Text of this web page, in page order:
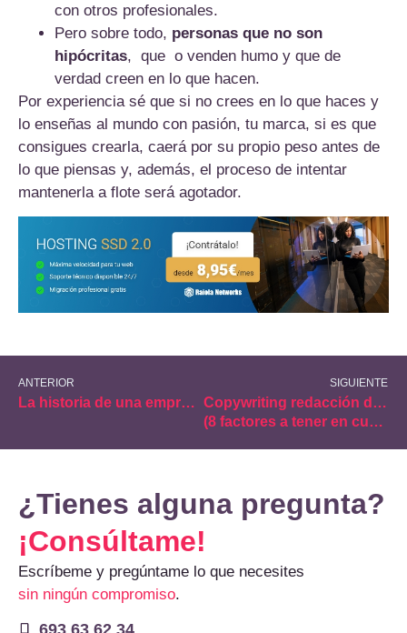
con otros profesionales.
Pero sobre todo, personas que no son
hipócritas, que o venden humo y que de
verdad creen en lo que hacen.
Por experiencia sé que si no crees en lo que haces y
lo enseñas al mundo con pasión, tu marca, si es que
consigues crearla, caerá por su propio peso antes de
lo que piensas y, además, el proceso de intentar
mantenerla a flote será agotador.
ANTERIOR
La historia de una empresa y su competencia
SIGUIENTE
Copywriting redacción de textos para web
(8 factores a tener en cuenta)
¿Tienes alguna pregunta?
¡Consúltame!
Escríbeme y pregúntame lo que necesites
sin ningún compromiso.
693 63 62 34